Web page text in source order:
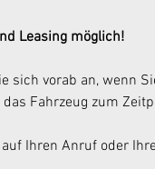
Leasing möglich!
sich vorab an, wenn
Fahrzeug zum
Ihren Anruf oder